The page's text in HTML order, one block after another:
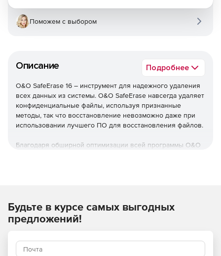
Описание Подробнее
O&O SafeErase 16 – инструмент для надежного удаления
всех данных из системы. O&O SafeErase навсегда удаляет
конфиденциальные файлы, используя признанные
методы, так что восстановление невозможно даже при
использовании лучшего ПО для восстановления файлов.
Благодаря обширной оптимизации всей программы O&O
Новые функции
Помимо множества незначительных улучшений, O&O
сканирует компьютер на наличие временных и
небезопасных файлов. Всего несколькими щелчками
Поможем с выбором
Будьте в курсе самых выгодных
предложений!